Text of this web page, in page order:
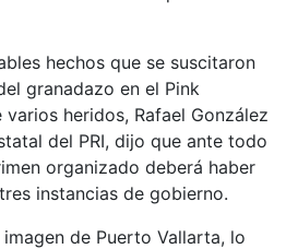
hechos que se suscitaron
granadazo en el Pink
heridos, Rafael González
del PRI, dijo que ante todo
organizado deberá haber
instancias de gobierno.
de Puerto Vallarta, lo